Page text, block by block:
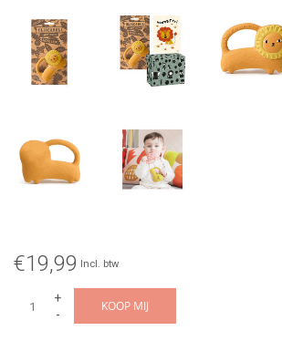
€19,99 Incl. btw
+
-
KOOP MIJ